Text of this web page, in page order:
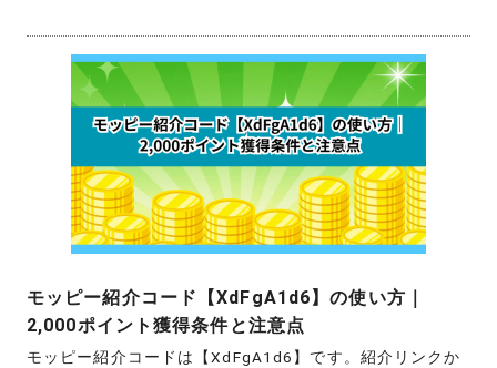
モッピー紹介コード【XdFgA1d6】の使い方｜
2,000ポイント獲得条件と注意点
モッピー紹介コードは【XdFgA1d6】です。紹介リンクか